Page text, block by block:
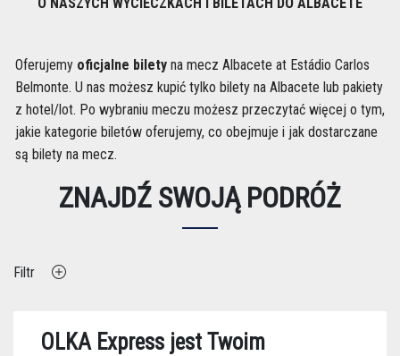
Oferujemy oficjalne biletyna mecz Albacete at Estádio Carlos
Belmonte. U nas możesz kupić tylko bilety na Albacete lub pakiety
z hotel/lot. Po wybraniu meczu możesz przeczytać więcej o tym,
jakie kategorie biletów oferujemy, co obejmuje i jak dostarczane
są bilety na mecz.